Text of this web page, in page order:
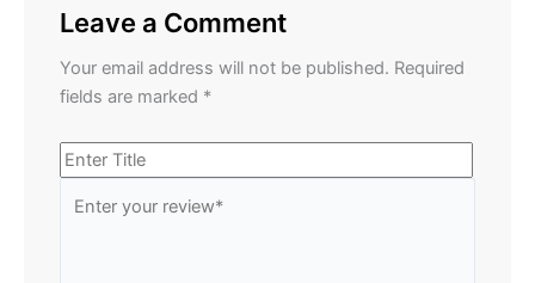
Leave a Comment
Your email address will not be published. Required
fields are marked *